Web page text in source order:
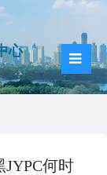
心
何时